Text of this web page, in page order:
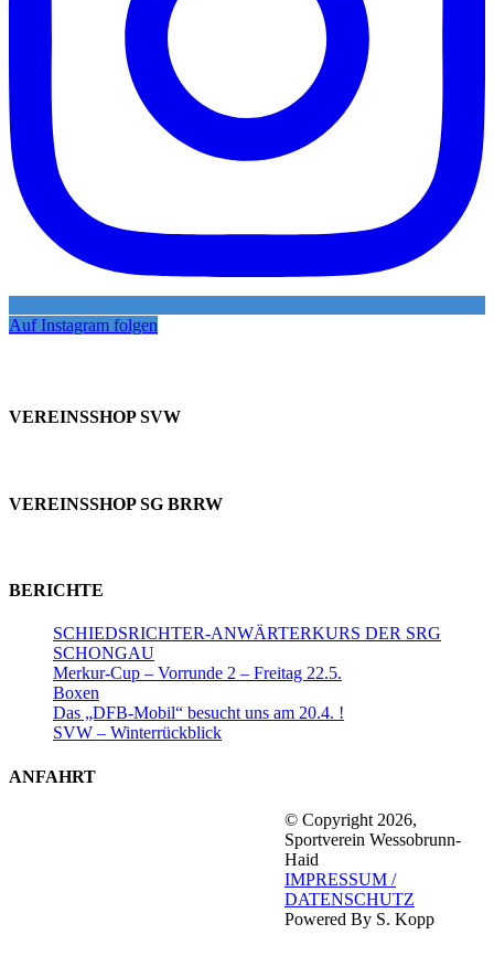
Auf Instagram folgen
VEREINSSHOP SVW
VEREINSSHOP SG BRRW
BERICHTE
SCHIEDSRICHTER-ANWÄRTERKURS DER SRG
SCHONGAU
Merkur-Cup – Vorrunde 2 – Freitag 22.5.
Boxen
Das „DFB-Mobil“ besucht uns am 20.4. !
SVW – Winterrückblick
ANFAHRT
© Copyright 2026,
Sportverein Wessobrunn-
Haid
IMPRESSUM /
DATENSCHUTZ
Powered By S. Kopp